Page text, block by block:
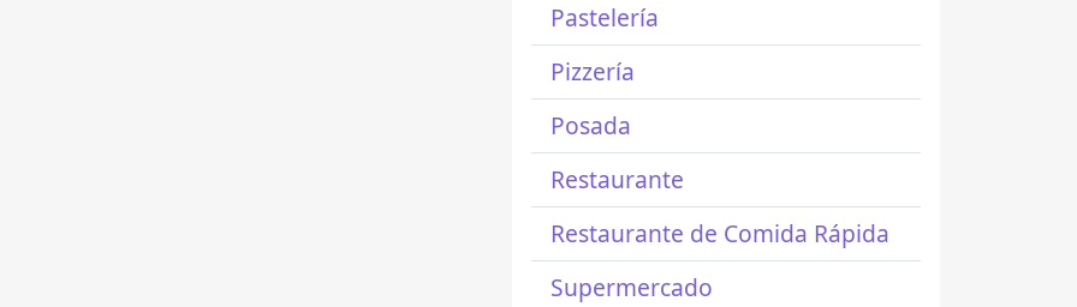
Pastelería
Pizzería
Posada
Restaurante
Restaurante de Comida Rápida
Supermercado